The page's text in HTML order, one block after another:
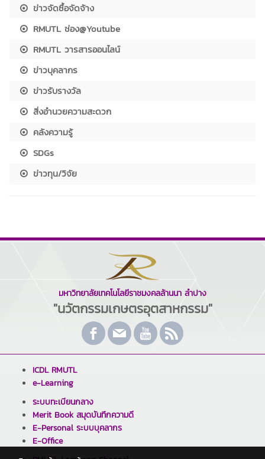
ข่าวจัดซื้อจัดจ้าง
RMUTL ช่อง@Youtube
RMUTL วารสารออนไลน์
ข่าวบุคลากร
ข่าวรับรางวัล
สิ่งอำนวยความสะดวก
คลังความรู้
SDGs
ข่าวทุน/วิจัย
มหาวิทยาลัยเทคโนโลยีราชมงคลล้านนา ลำปาง
"นวัตกรรมเกษตรอุตสาหกรรม"
ICDL RMUTL
e-Learning
ระบบทะเบียนกลาง
Merit Book สมุดบันทึกความดี
E-Personal ระบบบุคลากร
E-Office